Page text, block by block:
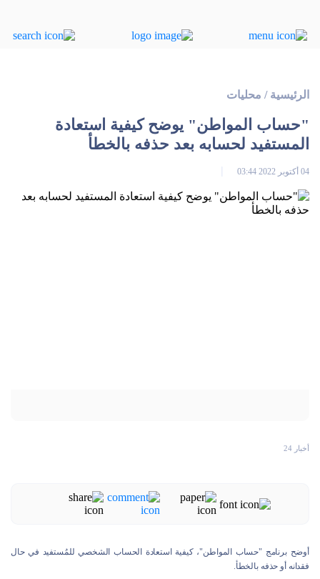
الرئيسية / محليات
"حساب المواطن" يوضح كيفية استعادة
المستفيد لحسابه بعد حذفه بالخطأ
04 أكتوبر 2022 03:44
أخبار 24
أوضح برنامج "حساب المواطن"، كيفية استعادة الحساب الشخصي للمُستفيد في حال
فقدانه أو حذفه بالخطأ.